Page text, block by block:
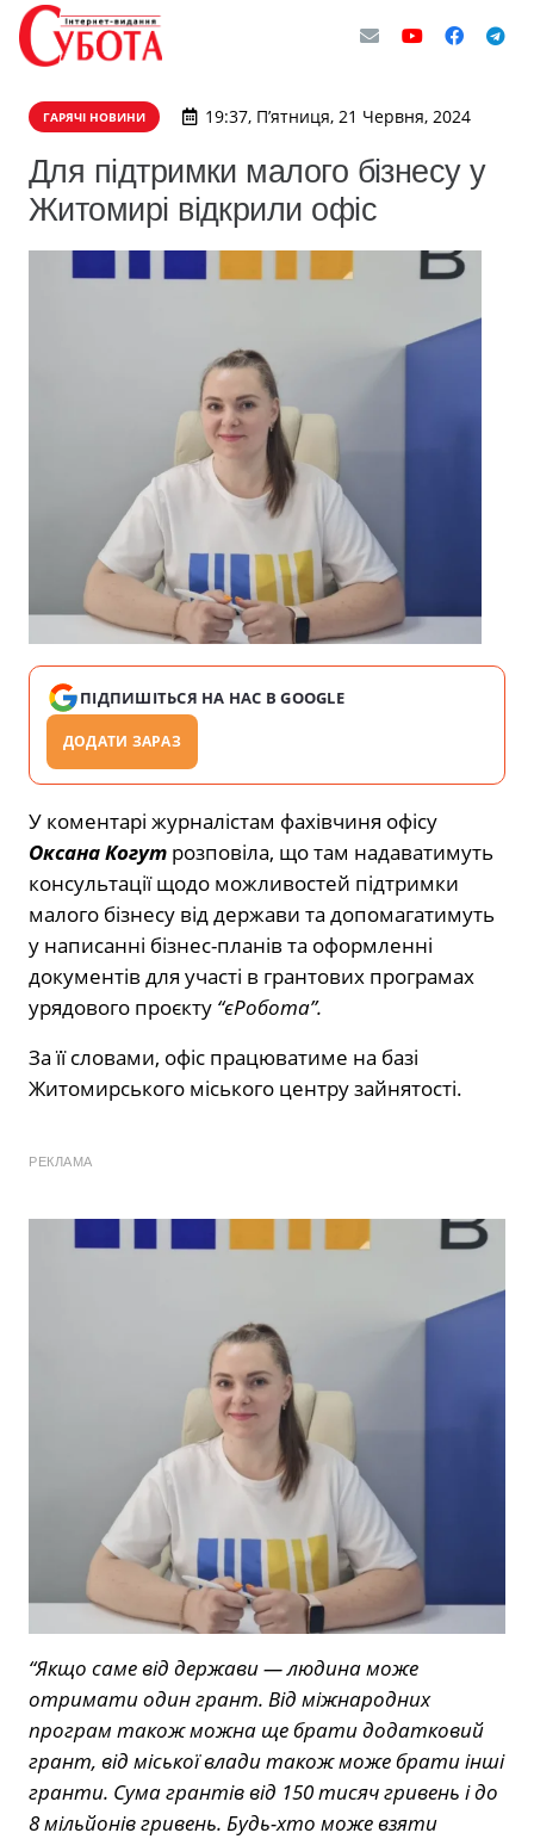
ГАРЯЧІ НОВИНИ 19:37, П’ятниця, 21 Червня, 2024
Для підтримки малого бізнесу у
Житомирі відкрили офіс
ПІДПИШІТЬСЯ НА НАС В GOOGLE
ДОДАТИ ЗАРАЗ
У коментарі журналістам фахівчиня офісу
Оксана Когут розповіла, що там надаватимуть
консультації щодо можливостей підтримки
малого бізнесу від держави та допомагатимуть
у написанні бізнес-планів та оформленні
документів для участі в грантових програмах
урядового проєкту “єРобота”.
За її словами, офіс працюватиме на базі
Житомирського міського центру зайнятості.
РЕКЛАМА
“Якщо саме від держави — людина може
отримати один грант. Від міжнародних
програм також можна ще брати додатковий
грант, від міської влади також може брати інші
гранти. Сума грантів від 150 тисяч гривень і до
8 мільйонів гривень. Будь-хто може взяти